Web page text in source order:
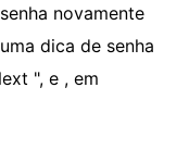
novamente
dica de senha
", e , em